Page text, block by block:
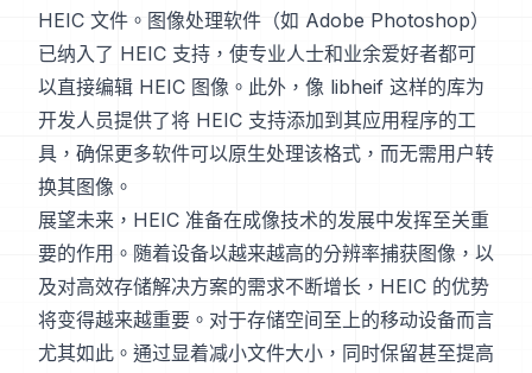
HEIC 文件。图像处理软件（如 Adobe Photoshop）
已纳入了 HEIC 支持，使专业人士和业余爱好者都可
以直接编辑 HEIC 图像。此外，像 libheif 这样的库为
开发人员提供了将 HEIC 支持添加到其应用程序的工
具，确保更多软件可以原生处理该格式，而无需用户转
换其图像。
展望未来，HEIC 准备在成像技术的发展中发挥至关重
要的作用。随着设备以越来越高的分辨率捕获图像，以
及对高效存储解决方案的需求不断增长，HEIC 的优势
将变得越来越重要。对于存储空间至上的移动设备而言
尤其如此。通过显着减小文件大小，同时保留甚至提高